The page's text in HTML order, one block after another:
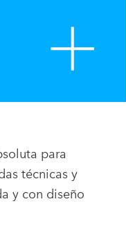
para
técnicas y
y con diseño